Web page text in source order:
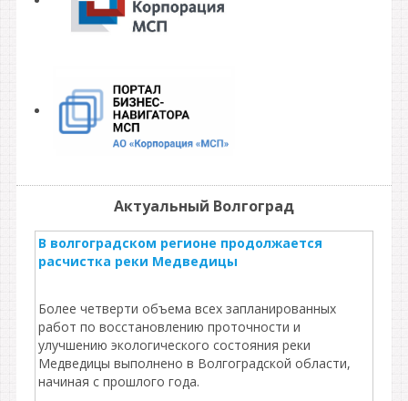
Актуальный Волгоград
В волгоградском регионе продолжается
расчистка реки Медведицы
Более четверти объема всех запланированных
работ по восстановлению проточности и
улучшению экологического состояния реки
Медведицы выполнено в Волгоградской области,
начиная с прошлого года.